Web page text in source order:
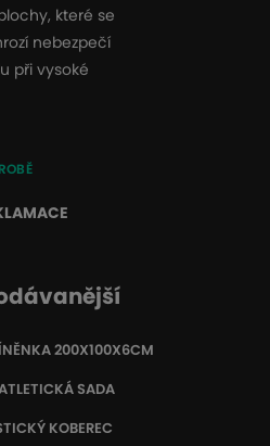
které se
nebezpečí
při vysoké
200X100X6CM
SADA
KOBEREC